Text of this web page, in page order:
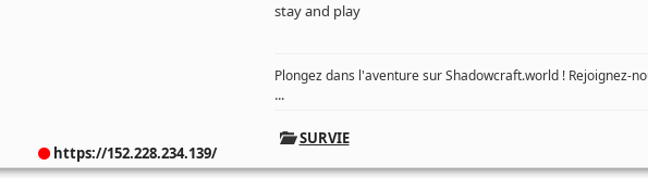
https://152.228.234.139/
stay and play
Plongez dans l'aventure sur Shadowcraft.world ! Rejoignez-
...
SURVIE